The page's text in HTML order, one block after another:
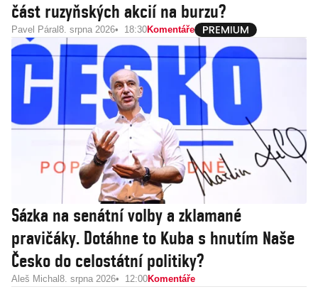
část ruzyňských akcií na burzu?
Pavel Páral 8. srpna 2026 18:30Komentáře
Sázka na senátní volby a zklamané
pravičáky. Dotáhne to Kuba s hnutím Naše
Česko do celostátní politiky?
Aleš Michal 8. srpna 2026 12:00Komentáře